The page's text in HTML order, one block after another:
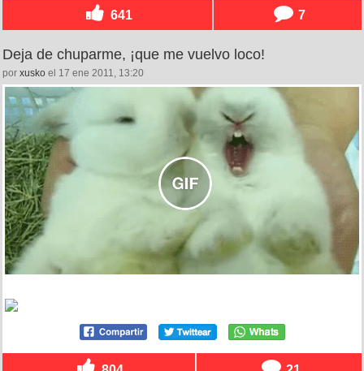
641 7
Deja de chuparme, ¡que me vuelvo loco!
por xusko el 17 ene 2011, 13:20